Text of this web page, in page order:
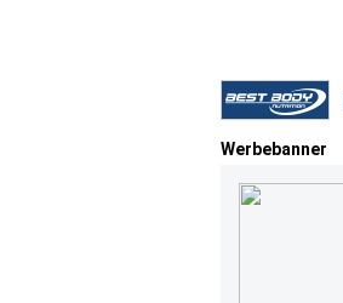
Werbebanner